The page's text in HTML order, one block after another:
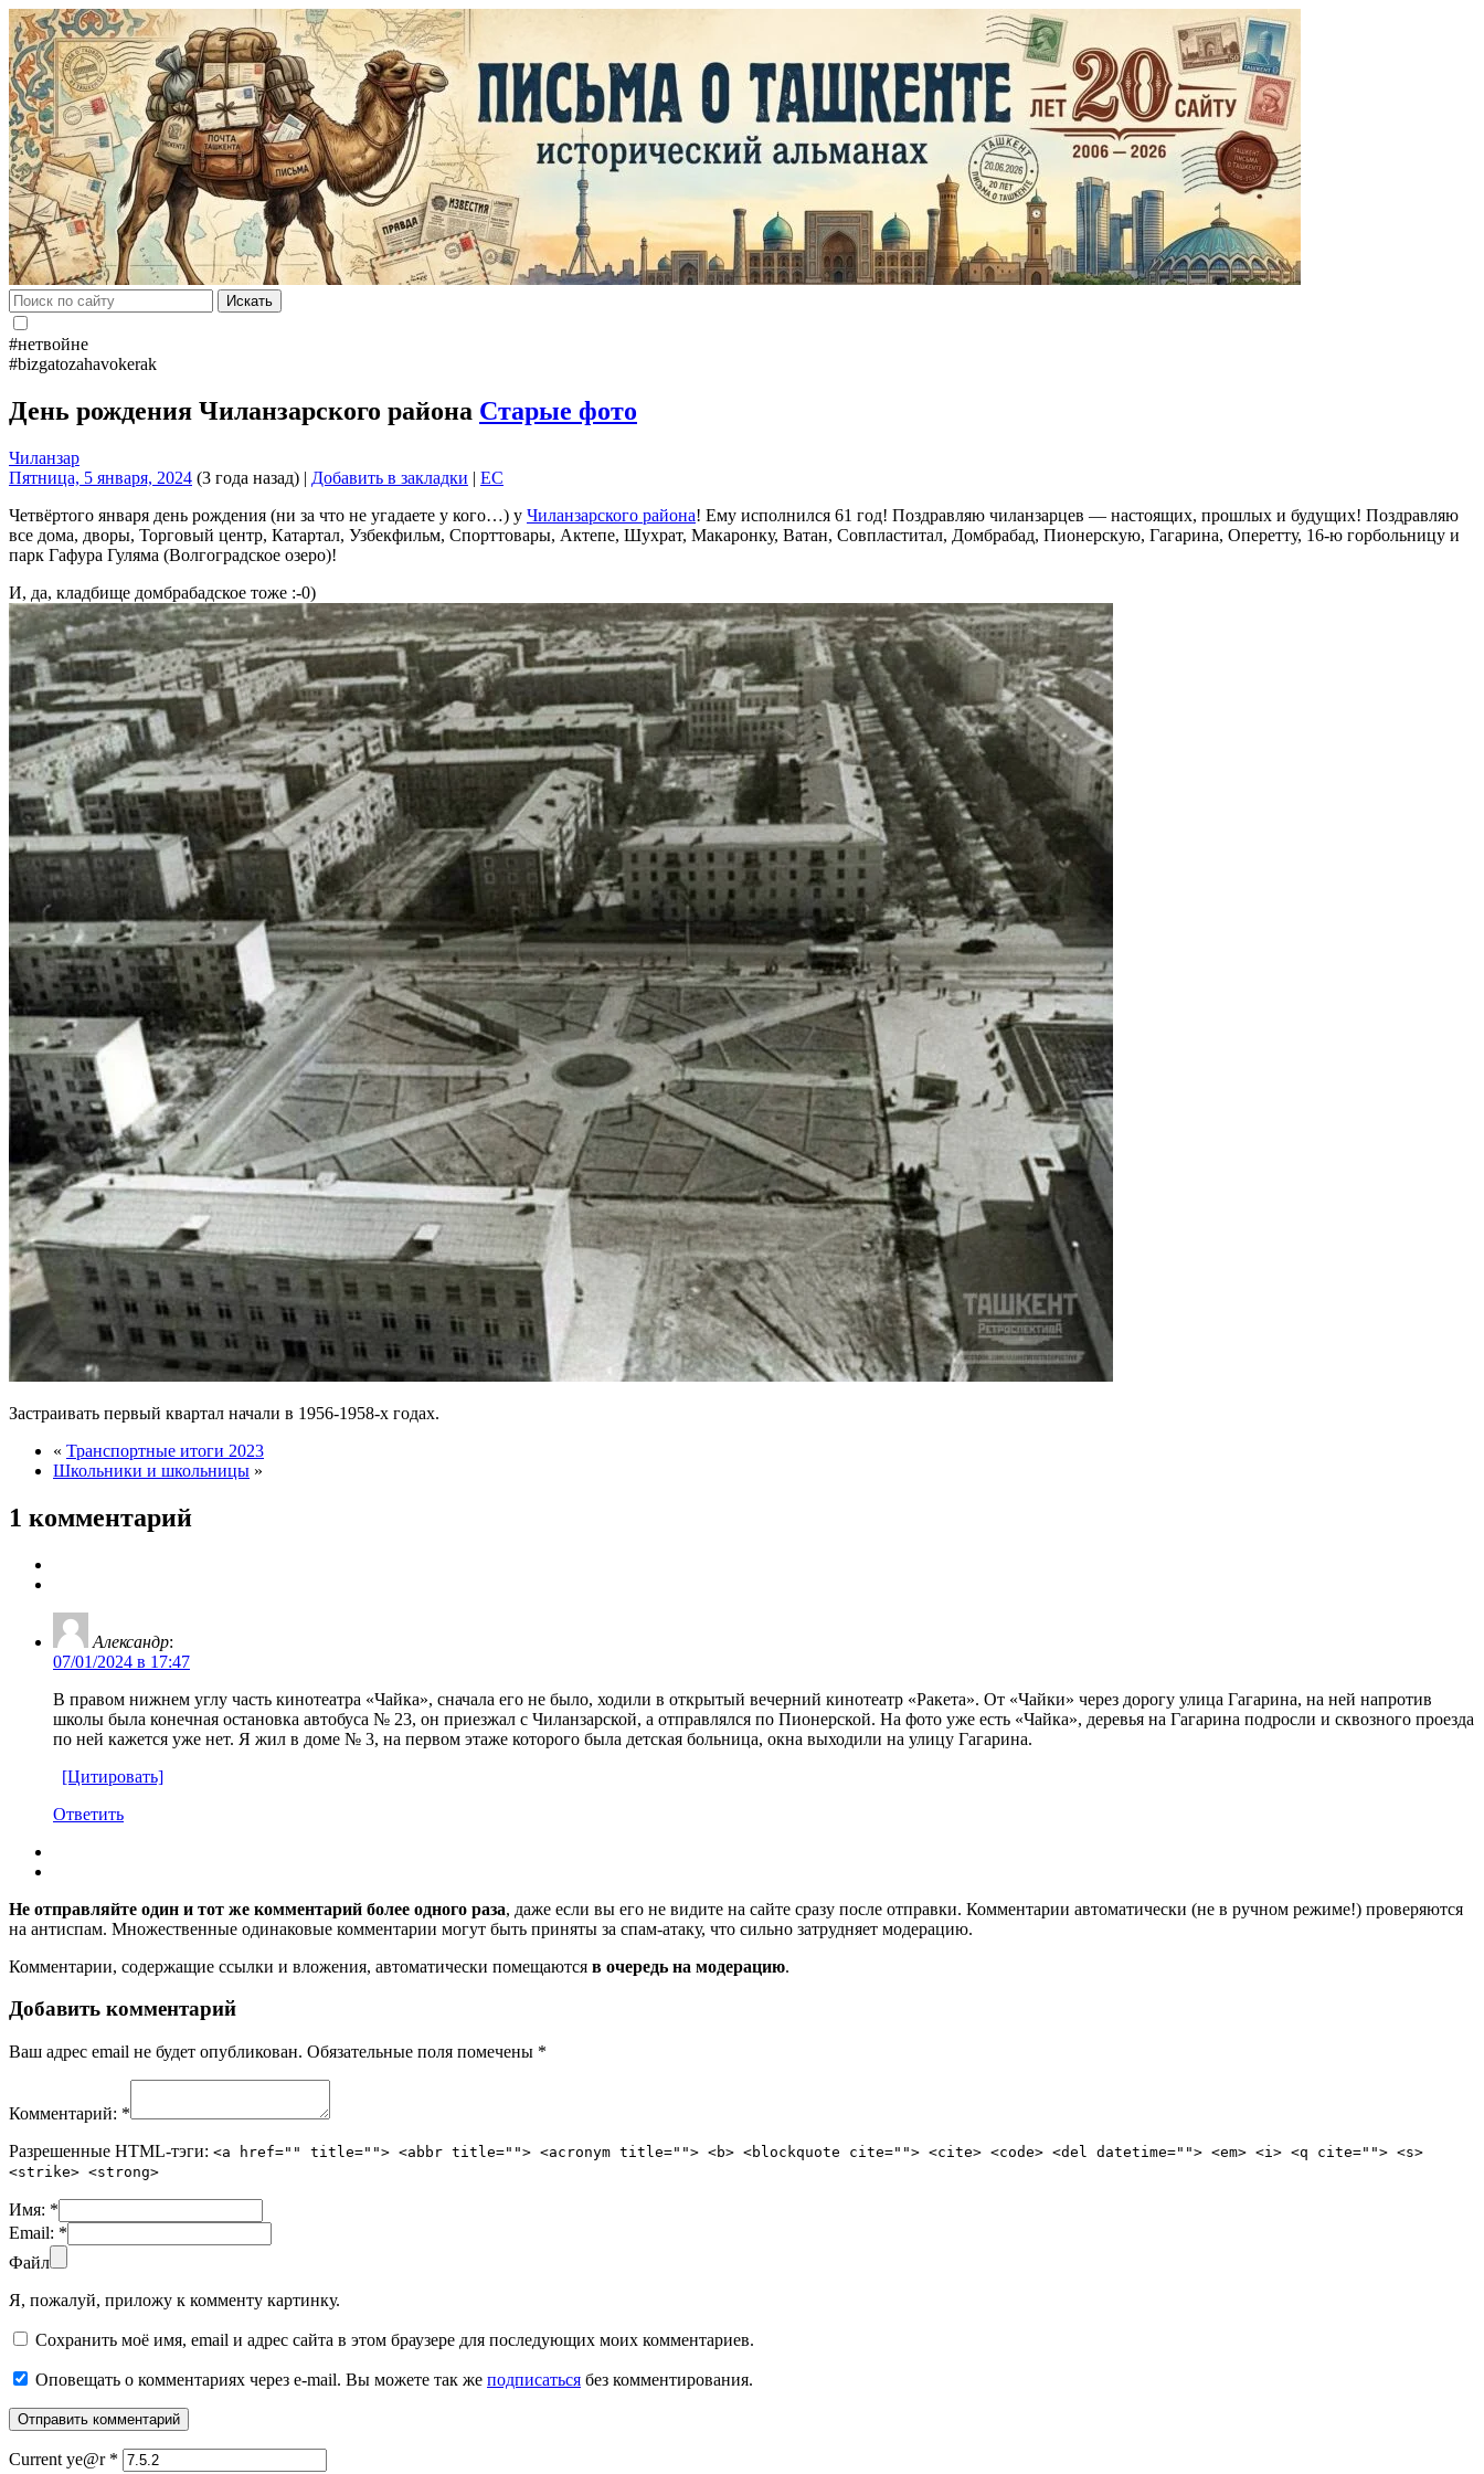
Искать
#нетвойне
#bizgatozahavokerak
День рождения Чиланзарского района Старые фото
Чиланзар
Пятница, 5 января, 2024 (3 года назад) | Добавить в закладки | EC
Четвёртого января день рождения (ни за что не угадаете у кого…) у Чиланзарского района! Ему исполнился 61 год! Поздравляю чиланзарцев — настоящих, прошлых и будущих! Поздравляю
все дома, дворы, Торговый центр, Катартал, Узбекфильм, Спорттовары, Актепе, Шухрат, Макаронку, Ватан, Совпластитал, Домбрабад, Пионерскую, Гагарина, Оперетту, 16-ю горбольницу и
парк Гафура Гуляма (Волгоградское озеро)!
И, да, кладбище домбрабадское тоже :-0)
Застраивать первый квартал начали в 1956-1958-х годах.
« Транспортные итоги 2023
Школьники и школьницы »
1 комментарий
Александр:
07/01/2024 в 17:47
В правом нижнем углу часть кинотеатра «Чайка», сначала его не было, ходили в открытый вечерний кинотеатр «Ракета». От «Чайки» через дорогу улица Гагарина, на ней напротив
школы была конечная остановка автобуса № 23, он приезжал с Чиланзарской, а отправлялся по Пионерской. На фото уже есть «Чайка», деревья на Гагарина подросли и сквозного проезда
по ней кажется уже нет. Я жил в доме № 3, на первом этаже которого была детская больница, окна выходили на улицу Гагарина.
[Цитировать]
Ответить
Не отправляйте один и тот же комментарий более одного раза, даже если вы его не видите на сайте сразу после отправки. Комментарии автоматически (не в ручном режиме!) проверяются
на антиспам. Множественные одинаковые комментарии могут быть приняты за спам-атаку, что сильно затрудняет модерацию.
Комментарии, содержащие ссылки и вложения, автоматически помещаются в очередь на модерацию.
Добавить комментарий
Ваш адрес email не будет опубликован. Обязательные поля помечены *
Комментарий: *
Разрешенные HTML-тэги: <a href="" title=""> <abbr title=""> <acronym title=""> <b> <blockquote cite=""> <cite> <code> <del datetime=""> <em> <i> <q cite=""> <s>
<strike> <strong>
Имя: *
Email: *
Файл
Я, пожалуй, приложу к комменту картинку.
Сохранить моё имя, email и адрес сайта в этом браузере для последующих моих комментариев.
Оповещать о комментариях через e-mail. Вы можете так же подписаться без комментирования.
Current ye@r *